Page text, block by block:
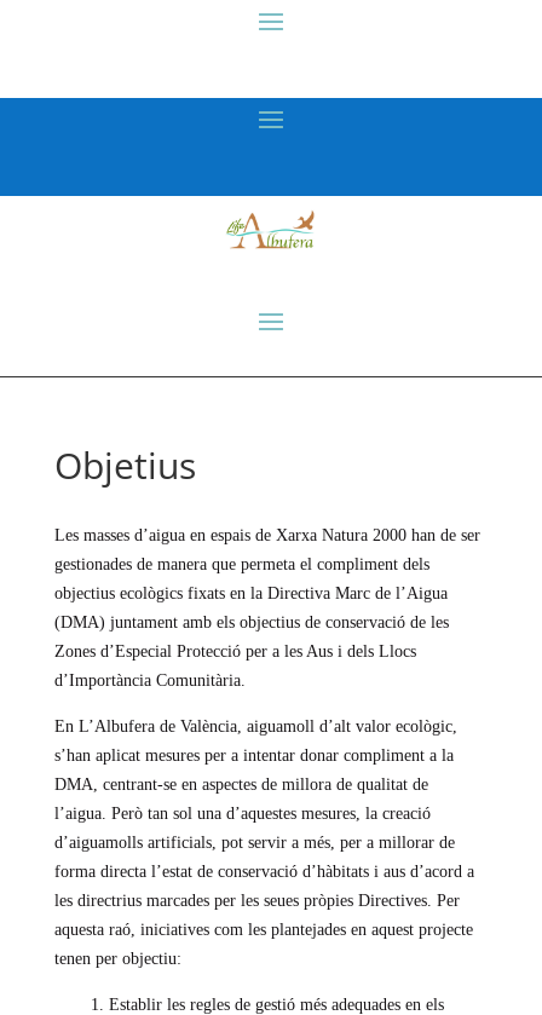
Objetius
Les masses d’aigua en espais de Xarxa Natura 2000 han de ser
gestionades de manera que permeta el compliment dels
objectius ecològics fixats en la Directiva Marc de l’Aigua
(DMA) juntament amb els objectius de conservació de les
Zones d’Especial Protecció per a les Aus i dels Llocs
d’Importància Comunitària.
En L’Albufera de València, aiguamoll d’alt valor ecològic,
s’han aplicat mesures per a intentar donar compliment a la
DMA, centrant-se en aspectes de millora de qualitat de
l’aigua. Però tan sol una d’aquestes mesures, la creació
d’aiguamolls artificials, pot servir a més, per a millorar de
forma directa l’estat de conservació d’hàbitats i aus d’acord a
les directrius marcades per les seues pròpies Directives. Per
aquesta raó, iniciatives com les plantejades en aquest projecte
tenen per objectiu:
1. Establir les regles de gestió més adequades en els